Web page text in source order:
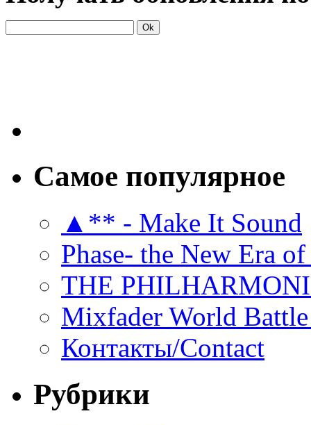
Самое популярное
▲** - Make It Sound
Phase- the New Era
THE
Mixfader World
Контакты/Contact
Рубрики